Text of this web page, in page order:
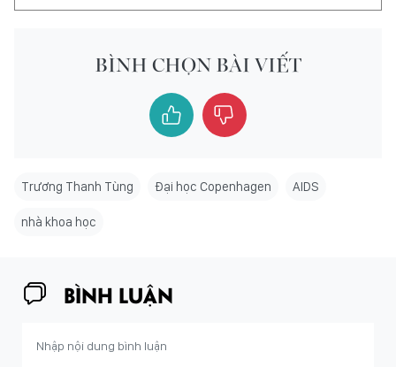
BÌNH CHỌN BÀI VIẾT
Trương Thanh Tùng Đại học Copenhagen AIDS
nhà khoa học
BÌNH LUẬN